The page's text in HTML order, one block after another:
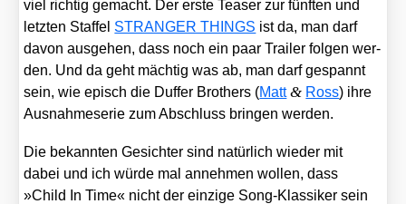
viel rich­tig gemacht. Der ers­te Teaser zur fünf­ten und
letz­ten Staf­fel STRANGER THINGS ist da, man darf
davon aus­ge­hen, dass noch ein paar Trai­ler fol­gen wer­
den. Und da geht mäch­tig was ab, man darf gespannt
sein, wie episch die Duf­fer Brot­hers (Matt & Ross) ihre
Aus­nah­me­se­rie zum Abschluss brin­gen wer­den.
Die bekann­ten Gesich­ter sind natür­lich wie­der mit
dabei und ich wür­de mal anneh­men wol­len, dass
»Child In Time« nicht der ein­zi­ge Song-Klas­si­ker sein